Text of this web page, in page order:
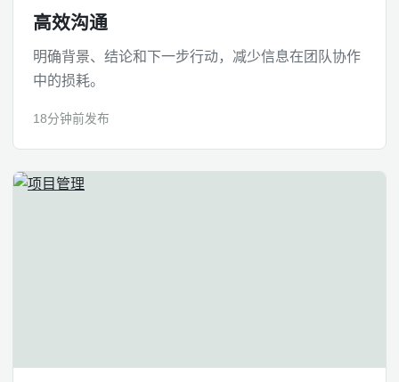
高效沟通
明确背景、结论和下一步行动，减少信息在团队协作
中的损耗。
18分钟前发布